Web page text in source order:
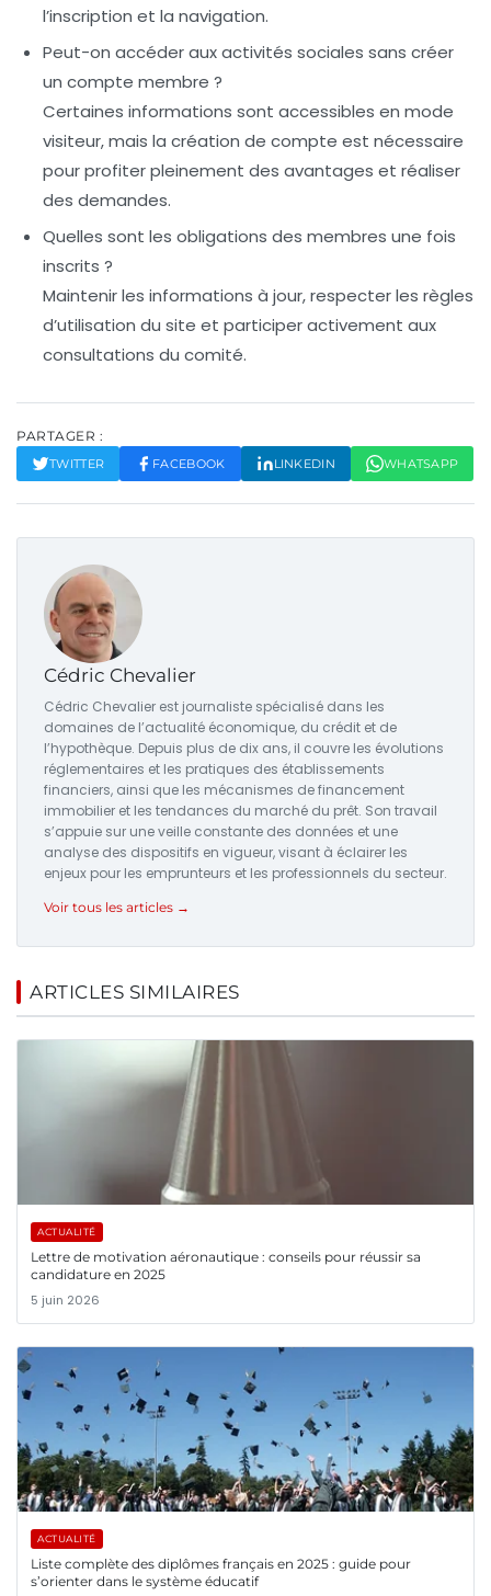
l’inscription et la navigation.
Peut-on accéder aux activités sociales sans créer
un compte membre ?
Certaines informations sont accessibles en mode
visiteur, mais la création de compte est nécessaire
pour profiter pleinement des avantages et réaliser
des demandes.
Quelles sont les obligations des membres une fois
inscrits ?
Maintenir les informations à jour, respecter les règles
d’utilisation du site et participer activement aux
consultations du comité.
PARTAGER :
TWITTER FACEBOOK LINKEDIN WHATSAPP
Cédric Chevalier
Cédric Chevalier est journaliste spécialisé dans les
domaines de l’actualité économique, du crédit et de
l’hypothèque. Depuis plus de dix ans, il couvre les évolutions
réglementaires et les pratiques des établissements
financiers, ainsi que les mécanismes de financement
immobilier et les tendances du marché du prêt. Son travail
s’appuie sur une veille constante des données et une
analyse des dispositifs en vigueur, visant à éclairer les
enjeux pour les emprunteurs et les professionnels du secteur.
Voir tous les articles →
ARTICLES SIMILAIRES
ACTUALITÉ
Lettre de motivation aéronautique : conseils pour réussir sa
candidature en 2025
5 juin 2026
ACTUALITÉ
Liste complète des diplômes français en 2025 : guide pour
s’orienter dans le système éducatif